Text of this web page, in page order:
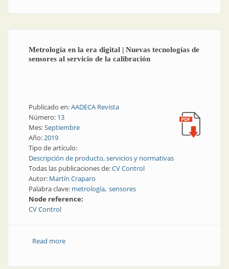
Metrología en la era digital | Nuevas tecnologías de
sensores al servicio de la calibración
Publicado en:AADECA Revista
Número: 13
Mes:Septiembre
Año:2019
Tipo de artículo:
Descripción de producto, servicios y normativas
Todas las publicaciones de:CV Control
Autor: Martín Craparo
Palabra clave: metrología sensores
Node reference:
CV Control
Read moreabout Metrología en la era digital | Nuevas